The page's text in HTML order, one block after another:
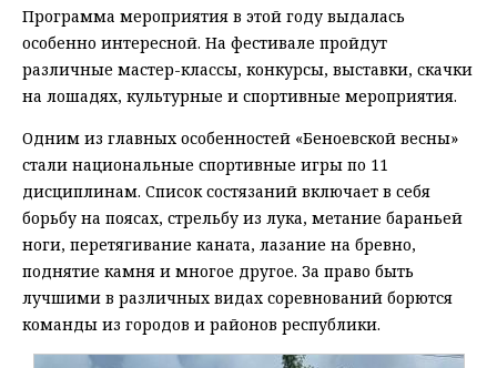
Программа мероприятия в этой году выдалась
особенно интересной. На фестивале пройдут
различные мастер-классы, конкурсы, выставки, скачки
на лошадях, культурные и спортивные мероприятия.
Одним из главных особенностей «Беноевской весны»
стали национальные спортивные игры по 11
дисциплинам. Список состязаний включает в себя
борьбу на поясах, стрельбу из лука, метание бараньей
ноги, перетягивание каната, лазание на бревно,
поднятие камня и многое другое. За право быть
лучшими в различных видах соревнований борются
команды из городов и районов республики.